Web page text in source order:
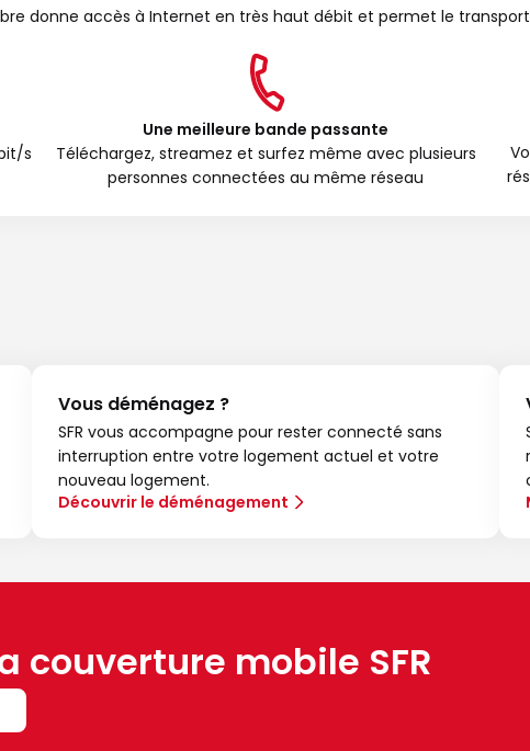
donne accès à Internet en très haut débit et permet le
s
Une meilleure bande passante
Téléchargez, streamez et surfez même avec plusieurs
personnes connectées au même réseau
Vous déménagez ?
SFR vous accompagne pour rester connecté sans
interruption entre votre logement actuel et votre
nouveau logement.
Découvrir le déménagement
couverture mobile SFR